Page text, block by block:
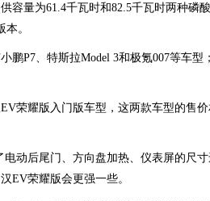
容量为61.4千瓦时和82.5千瓦时两种磷
。
鹏P7、特斯拉Model 3和极氪007等车
荣耀版入门版车型，这两款车型的售
动后尾门、方向盘加热、仪表屏的尺
EV荣耀版会更强一些。